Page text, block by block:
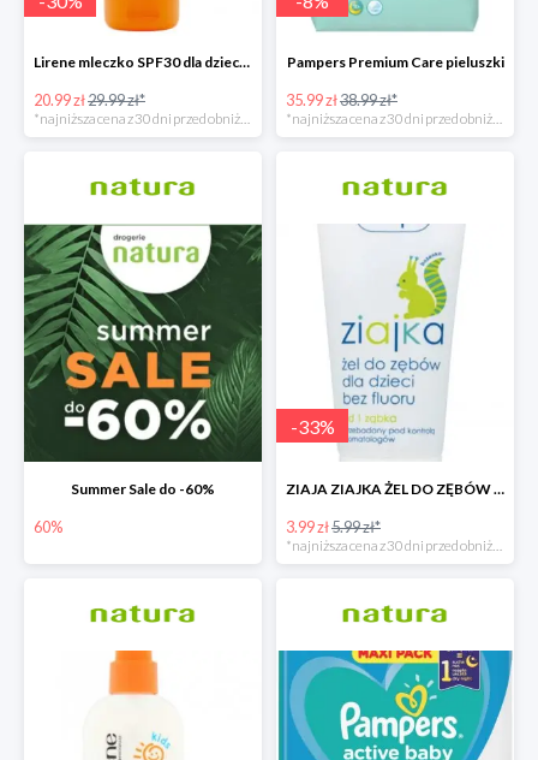
Lirene mleczko SPF30 dla dzieci 150ml
20.99 zł29.99 zł*
*najniższa cena z 30 dni przed obniżką
Pampers Premium Care pieluszki
35.99 zł38.99 zł*
*najniższa cena z 30 dni przed obniżką
Summer Sale do -60%
60%
-33%
ZIAJA ZIAJKA ŻEL DO ZĘBÓW DLA DZIECI BEZ FLUORU OD 1 ZĄBKA
3.99 zł5.99 zł*